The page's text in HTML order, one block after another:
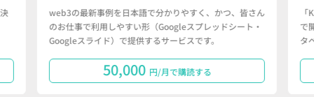
web3の最新事例を日本語で分かりやすく、かつ、皆さん
のお仕事で利用しやすい形（Googleスプレッドシート・
Googleスライド）で提供するサービスです。
50,000 円/月で購読する
で
タ